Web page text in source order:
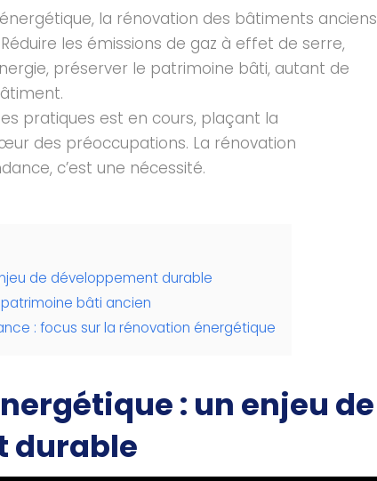
la rénovation des bâtiments anciens
les émissions de gaz à effet de serre,
préserver le patrimoine bâti, autant de
pratiques est en cours, plaçant la
des préoccupations. La rénovation
c’est une nécessité.
de développement durable
bâti ancien
: focus sur la rénovation énergétique
: un enjeu de
durable